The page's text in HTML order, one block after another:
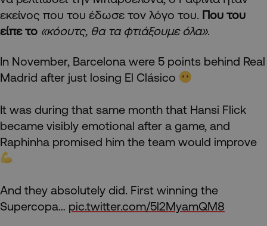
εκείνος που του έδωσε τον λόγο του. Που του
είπε το «κόουτς, θα τα φτιάξουμε όλα».
In November, Barcelona were 5 points behind Real
Madrid after just losing El Clásico
It was during that same month that Hansi Flick
became visibly emotional after a game, and
Raphinha promised him the team would improve
And they absolutely did. First winning the
Supercopa… pic.twitter.com/5l2MyamQM8